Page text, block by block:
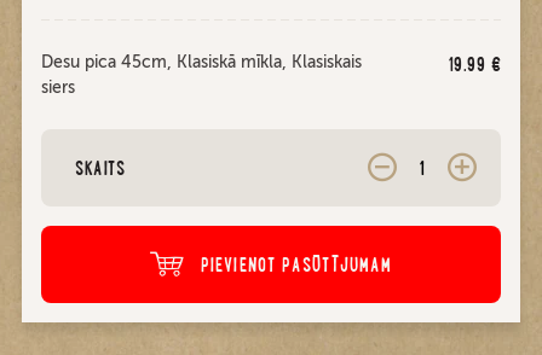
19.99 €
Desu pica 45cm, Klasiskā mīkla, Klasiskais
siers
SKAITS
PIEVIENOT PASŪTĪJUMAM